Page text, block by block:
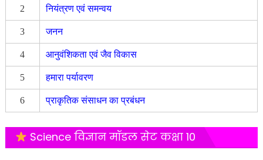
2 नियंत्रण एवं समन्वय
3 जनन
4 आनुवंशिकता एवं जैव विकास
5 हमारा पर्यावरण
6 प्राकृतिक संसाधन का प्रबंधन
Science विज्ञान मॉडल सेट कक्षा 10